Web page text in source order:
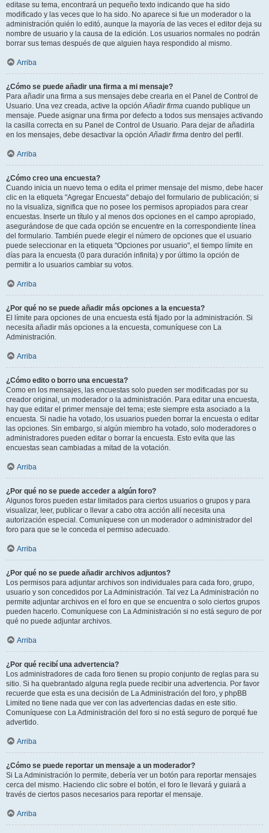
editase su tema, encontrará un pequeño texto indicando que ha sido
modificado y las veces que lo ha sido. No aparece si fue un moderador o la
administración quién lo editó, aunque la mayoría de las veces el editor deja su
nombre de usuario y la causa de la edición. Los usuarios normales no podrán
borrar sus temas después de que alguien haya respondido al mismo.
Arriba
¿Cómo se puede añadir una firma a mi mensaje?
Para añadir una firma a sus mensajes debe crearla en el Panel de Control de
Usuario. Una vez creada, active la opciónAñadir firma cuando publique un
mensaje. Puede asignar una firma por defecto a todos sus mensajes activando
la casilla correcta en su Panel de Control de Usuario. Para dejar de añadirla
en los mensajes, debe desactivar la opciónAñadir firma dentro del perfil.
Arriba
¿Cómo creo una encuesta?
Cuando inicia un nuevo tema o edita el primer mensaje del mismo, debe hacer
clic en la etiqueta "Agregar Encuesta" debajo del formulario de publicación; si
no la visualiza, significa que no posee los permisos apropiados para crear
encuestas. Inserte un título y al menos dos opciones en el campo apropiado,
asegurándose de que cada opción se encuentre en la correspondiente línea
del formulario. También puede elegir el número de opciones que el usuario
puede seleccionar en la etiqueta "Opciones por usuario", el tiempo límite en
días para la encuesta (0 para duración infinita) y por último la opción de
permitir a lo usuarios cambiar su votos.
Arriba
¿Por qué no se puede añadir más opciones a la encuesta?
El límite para opciones de una encuesta está fijado por la administración. Si
necesita añadir más opciones a la encuesta, comuníquese con La
Administración.
Arriba
¿Cómo edito o borro una encuesta?
Como en los mensajes, las encuestas solo pueden ser modificadas por su
creador original, un moderador o la administración. Para editar una encuesta,
hay que editar el primer mensaje del tema; este siempre esta asociado a la
encuesta. Si nadie ha votado, los usuarios pueden borrar la encuesta o editar
las opciones. Sin embargo, si algún miembro ha votado, solo moderadores o
administradores pueden editar o borrar la encuesta. Esto evita que las
encuestas sean cambiadas a mitad de la votación.
Arriba
¿Por qué no se puede acceder a algún foro?
Algunos foros pueden estar limitados para ciertos usuarios o grupos y para
visualizar, leer, publicar o llevar a cabo otra acción allí necesita una
autorización especial. Comuníquese con un moderador o administrador del
foro para que se le conceda el permiso adecuado.
Arriba
¿Por qué no se puede añadir archivos adjuntos?
Los permisos para adjuntar archivos son individuales para cada foro, grupo,
usuario y son concedidos por La Administración. Tal vez La Administración no
permite adjuntar archivos en el foro en que se encuentra o solo ciertos grupos
pueden hacerlo. Comuníquese con La Administración si no está seguro de por
qué no puede adjuntar archivos.
Arriba
¿Por qué recibí una advertencia?
Los administradores de cada foro tienen su propio conjunto de reglas para su
sitio. Si ha quebrantado alguna regla puede recibir una advertencia. Por favor
recuerde que esta es una decisión de La Administración del foro, y phpBB
Limited no tiene nada que ver con las advertencias dadas en este sitio.
Comuníquese con La Administración del foro si no está seguro de porqué fue
advertido.
Arriba
¿Cómo se puede reportar un mensaje a un moderador?
Si La Administración lo permite, debería ver un botón para reportar mensajes
cerca del mismo. Haciendo clic sobre el botón, el foro le llevará y guiará a
través de ciertos pasos necesarios para reportar el mensaje.
Arriba